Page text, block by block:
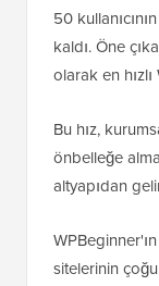
50
kaldı. Öne
olarak en hızlı
Bu hız,
önbelleğe
altyapıdan
sitelerinin